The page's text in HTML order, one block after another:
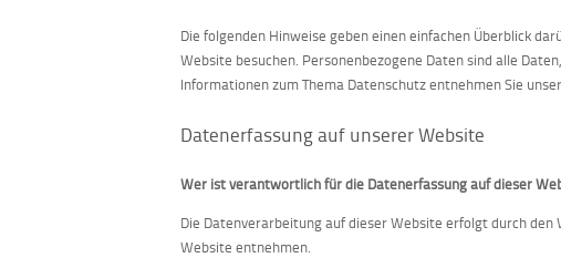
Die folgenden Hinweise geben einen einfachen Überblick
Website besuchen. Personenbezogene Daten sind alle
Informationen zum Thema Datenschutz entnehmen Sie
Datenerfassung auf unserer Website
Wer ist verantwortlich für die Datenerfassung auf dieser
Die Datenverarbeitung auf dieser Website erfolgt durch
Website entnehmen.